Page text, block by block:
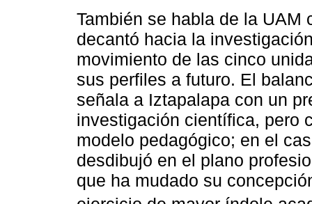
También se habla de la UAM
decantó hacia la
movimiento de las cinco
sus perfiles a futuro. El
señala a Iztapalapa con un
investigación científica, pero
modelo pedagógico; en el
desdibujó en el plano
que ha mudado su